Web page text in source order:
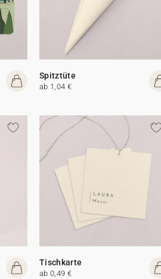
Spitztüte
ab 1,04 €
Tischkarte
ab 0,49 €